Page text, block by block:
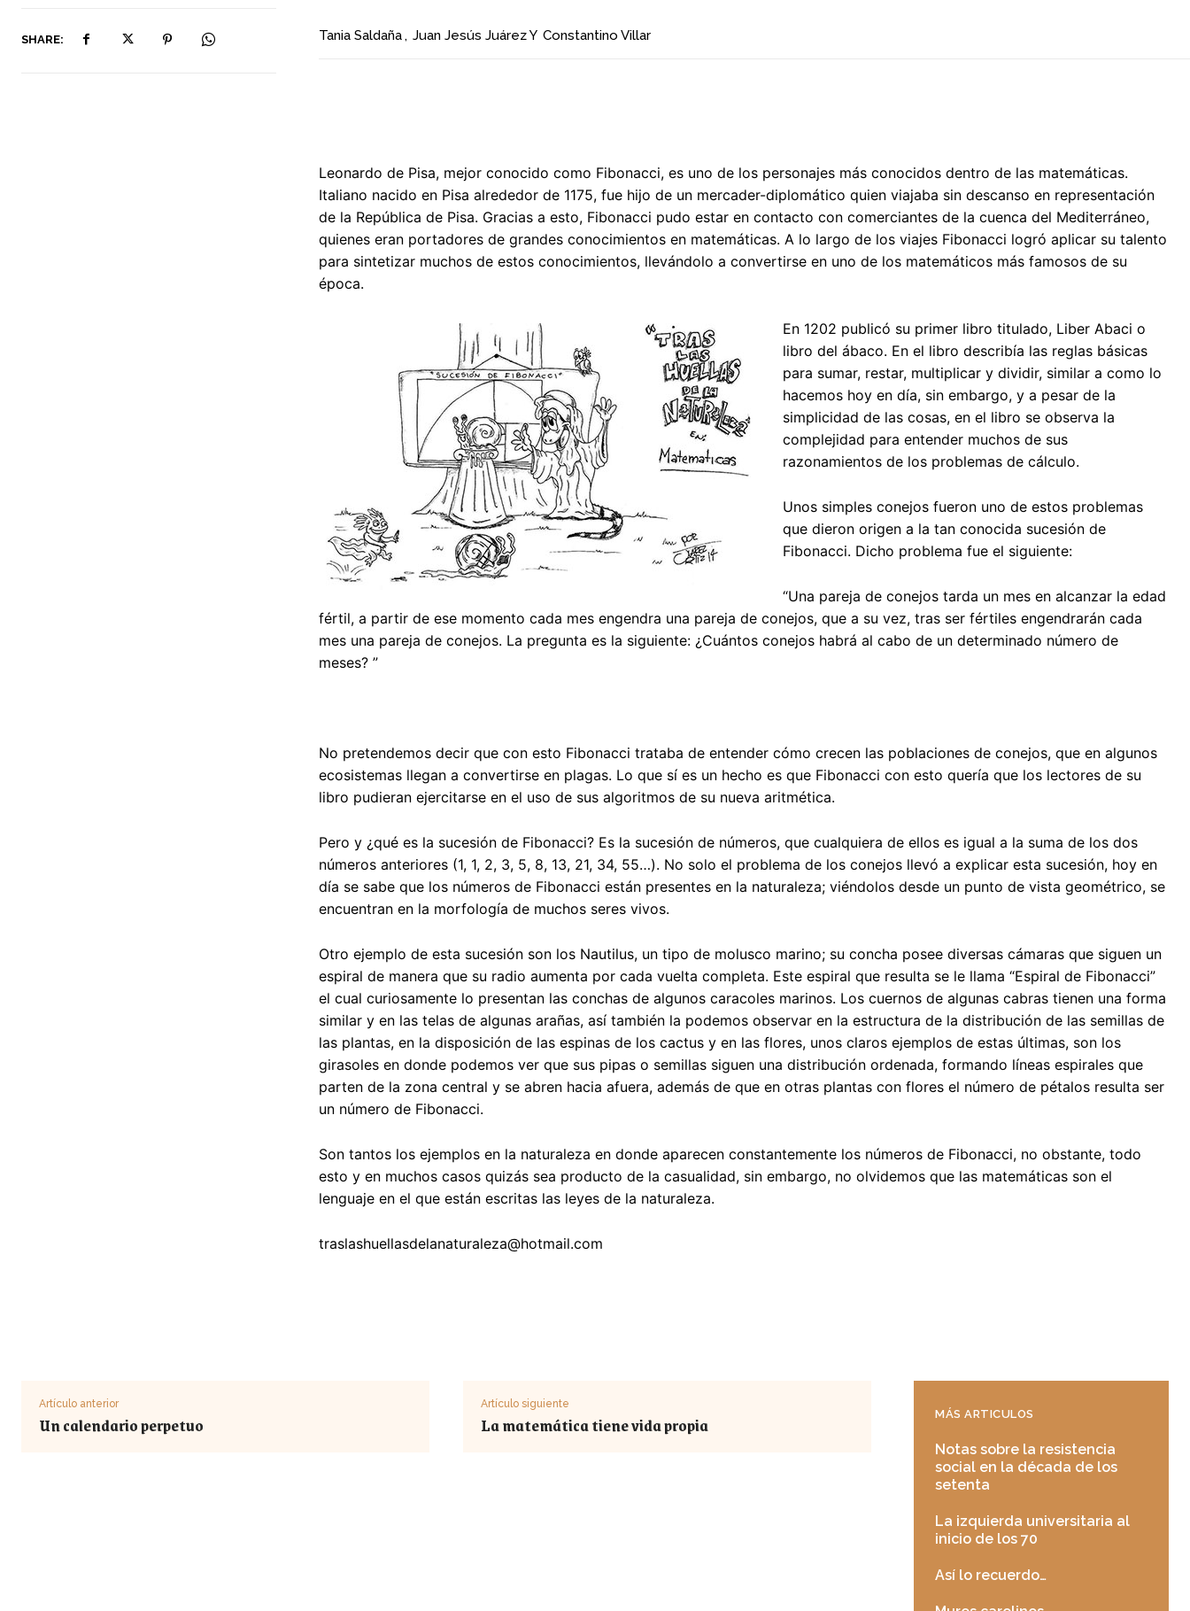
SHARE: Tania Saldaña, Juan Jesús JuárezY Constantino Villar
Leonardo de Pisa, mejor conocido como Fibonacci, es uno de los personajes más conocidos dentro de las matemáticas.
Italiano nacido en Pisa alrededor de 1175, fue hijo de un mercader-diplomático quien viajaba sin descanso en representación
de la República de Pisa. Gracias a esto, Fibonacci pudo estar en contacto con comerciantes de la cuenca del Mediterráneo,
quienes eran portadores de grandes conocimientos en matemáticas. A lo largo de los viajes Fibonacci logró aplicar su talento
para sintetizar muchos de estos conocimientos, llevándolo a convertirse en uno de los matemáticos más famosos de su
época.
En 1202 publicó su primer libro titulado, Liber Abaci o
libro del ábaco. En el libro describía las reglas básicas
para sumar, restar, multiplicar y dividir, similar a como lo
hacemos hoy en día, sin embargo, y a pesar de la
simplicidad de las cosas, en el libro se observa la
complejidad para entender muchos de sus
razonamientos de los problemas de cálculo.
Unos simples conejos fueron uno de estos problemas
que dieron origen a la tan conocida sucesión de
Fibonacci. Dicho problema fue el siguiente:
“Una pareja de conejos tarda un mes en alcanzar la edad
fértil, a partir de ese momento cada mes engendra una pareja de conejos, que a su vez, tras ser fértiles engendrarán cada
mes una pareja de conejos. La pregunta es la siguiente: ¿Cuántos conejos habrá al cabo de un determinado número de
meses? ”
No pretendemos decir que con esto Fibonacci trataba de entender cómo crecen las poblaciones de conejos, que en algunos
ecosistemas llegan a convertirse en plagas. Lo que sí es un hecho es que Fibonacci con esto quería que los lectores de su
libro pudieran ejercitarse en el uso de sus algoritmos de su nueva aritmética.
Pero y ¿qué es la sucesión de Fibonacci? Es la sucesión de números, que cualquiera de ellos es igual a la suma de los dos
números anteriores (1, 1, 2, 3, 5, 8, 13, 21, 34, 55…). No solo el problema de los conejos llevó a explicar esta sucesión, hoy en
día se sabe que los números de Fibonacci están presentes en la naturaleza; viéndolos desde un punto de vista geométrico, se
encuentran en la morfología de muchos seres vivos.
Otro ejemplo de esta sucesión son los Nautilus, un tipo de molusco marino; su concha posee diversas cámaras que siguen un
espiral de manera que su radio aumenta por cada vuelta completa. Este espiral que resulta se le llama “Espiral de Fibonacci”
el cual curiosamente lo presentan las conchas de algunos caracoles marinos. Los cuernos de algunas cabras tienen una forma
similar y en las telas de algunas arañas, así también la podemos observar en la estructura de la distribución de las semillas de
las plantas, en la disposición de las espinas de los cactus y en las flores, unos claros ejemplos de estas últimas, son los
girasoles en donde podemos ver que sus pipas o semillas siguen una distribución ordenada, formando líneas espirales que
parten de la zona central y se abren hacia afuera, además de que en otras plantas con flores el número de pétalos resulta ser
un número de Fibonacci.
Son tantos los ejemplos en la naturaleza en donde aparecen constantemente los números de Fibonacci, no obstante, todo
esto y en muchos casos quizás sea producto de la casualidad, sin embargo, no olvidemos que las matemáticas son el
lenguaje en el que están escritas las leyes de la naturaleza.
traslashuellasdelanaturaleza@hotmail.com
Artículo anterior
Un calendario perpetuo
Artículo siguiente
La matemática tiene vida propia MÁS ARTICULOS
Notas sobre la resistencia
social en la década de los
setenta
La izquierda universitaria al
inicio de los 70
Así lo recuerdo…